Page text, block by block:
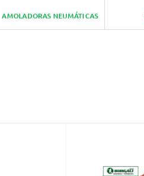
AMOLADORAS NEUMÁTICAS